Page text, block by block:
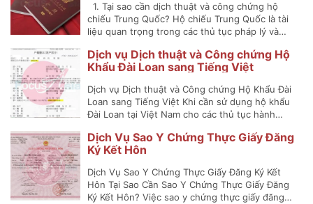
1. Tại sao cần dịch thuật và công chứng hộ
chiếu Trung Quốc? Hộ chiếu Trung Quốc là tài
liệu quan trọng trong các thủ tục pháp lý và…
Dịch vụ Dịch thuật và Công chứng Hộ
Khẩu Đài Loan sang Tiếng Việt
Dịch vụ Dịch thuật và Công chứng Hộ Khẩu Đài
Loan sang Tiếng Việt Khi cần sử dụng hộ khẩu
Đài Loan tại Việt Nam cho các thủ tục hành…
Dịch Vụ Sao Y Chứng Thực Giấy Đăng
Ký Kết Hôn
Dịch Vụ Sao Y Chứng Thực Giấy Đăng Ký Kết
Hôn Tại Sao Cần Sao Y Chứng Thực Giấy Đăng
Ký Kết Hôn? Việc sao y chứng thực giấy đăng…